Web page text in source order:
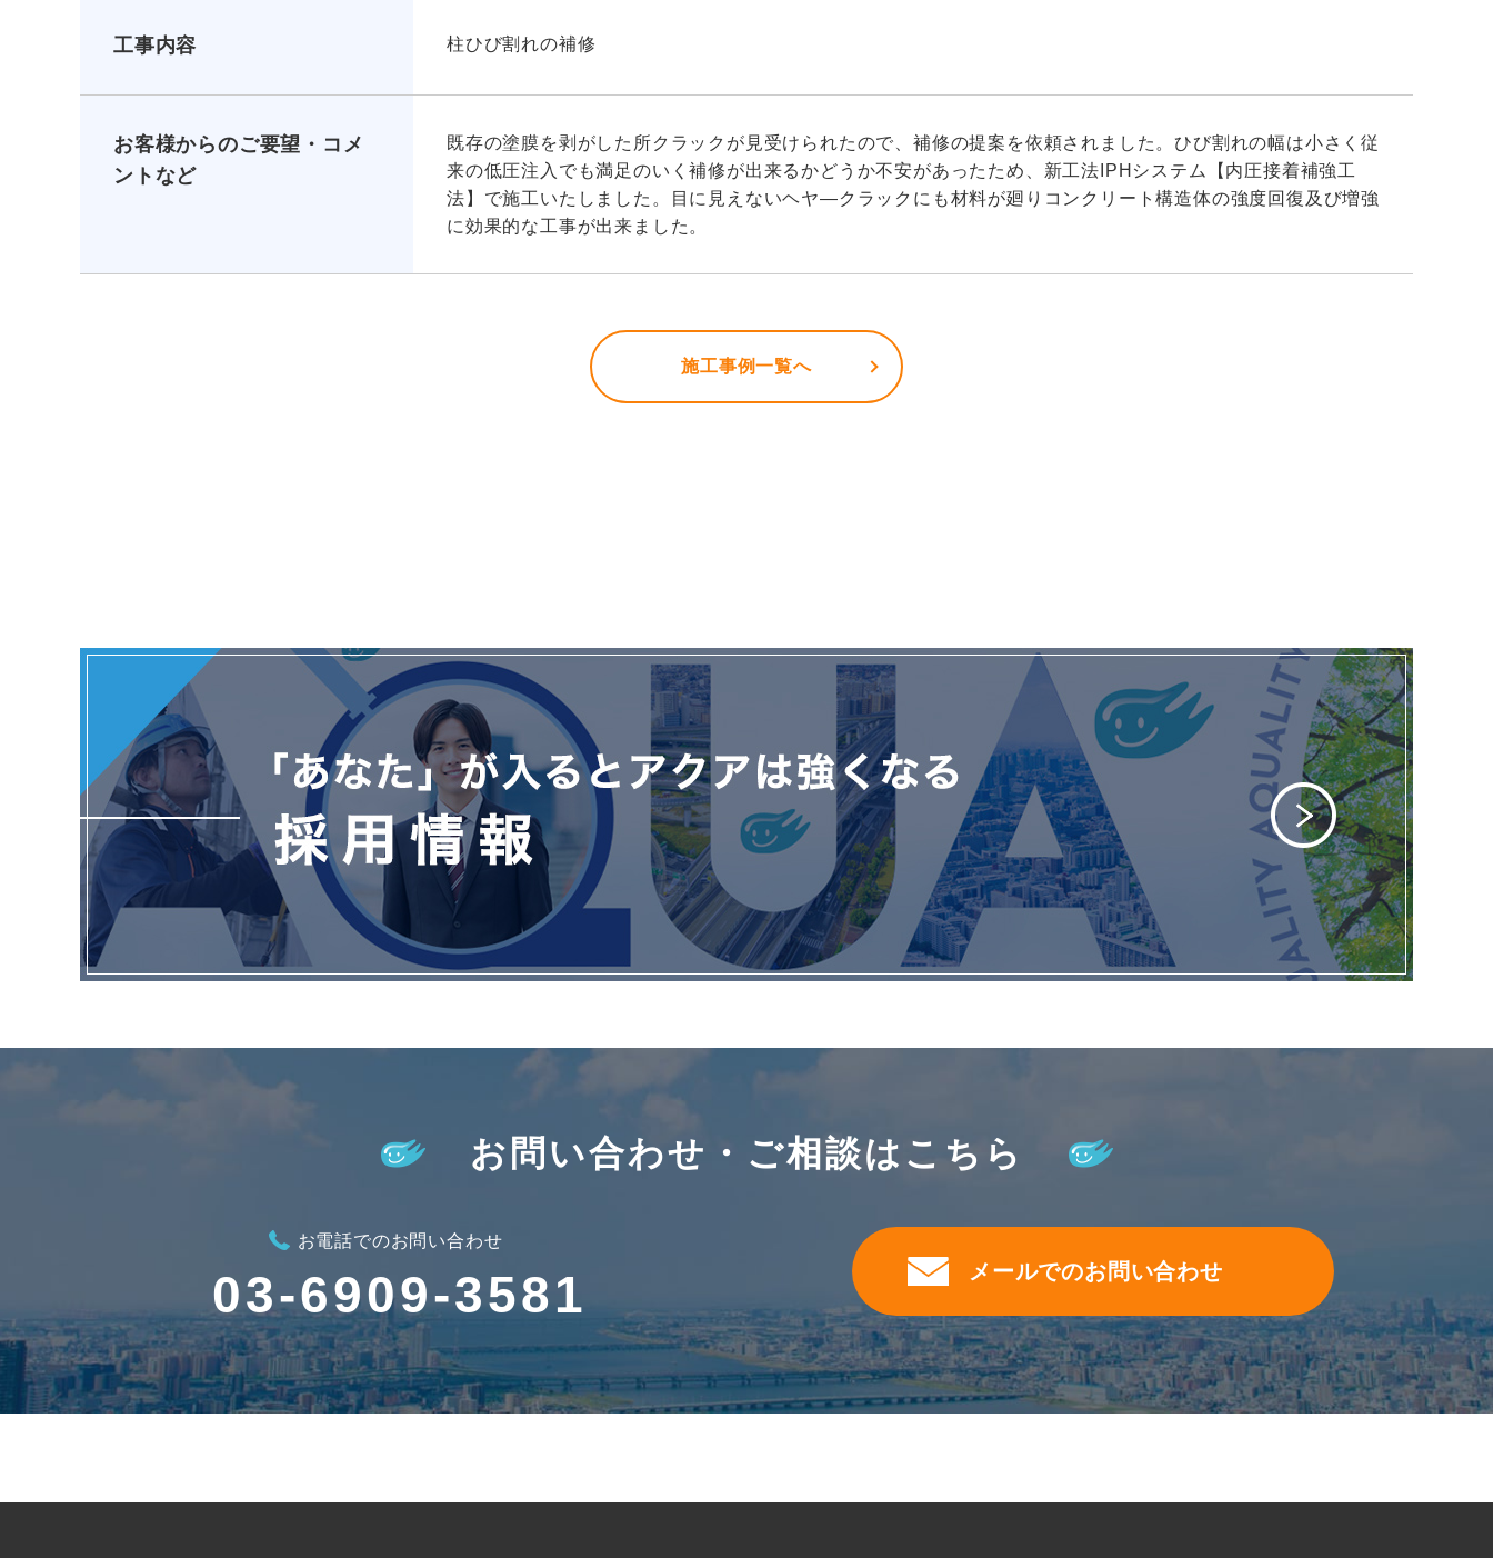
工事内容 柱ひび割れの補修
お客様からのご要望・コメ
ントなど
既存の塗膜を剥がした所クラックが見受けられたので、補修の提案を依頼されました。ひび割れの幅は小さく従
来の低圧注入でも満足のいく補修が出来るかどうか不安があったため、新工法IPHシステム【内圧接着補強工
法】で施工いたしました。目に見えないヘヤ―クラックにも材料が廻りコンクリート構造体の強度回復及び増強
に効果的な工事が出来ました。
施工事例一覧へ
お問い合わせ・ご相談はこちら
お電話でのお問い合わせ
03-6909-3581 メールでのお問い合わせ